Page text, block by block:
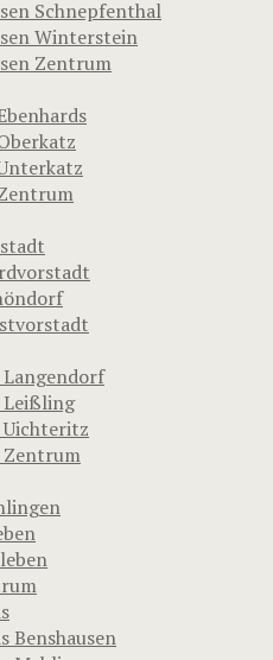
Schnepfenthal
Winterstein
Zentrum
Leißling
Uichteritz
Zentrum
Benshausen